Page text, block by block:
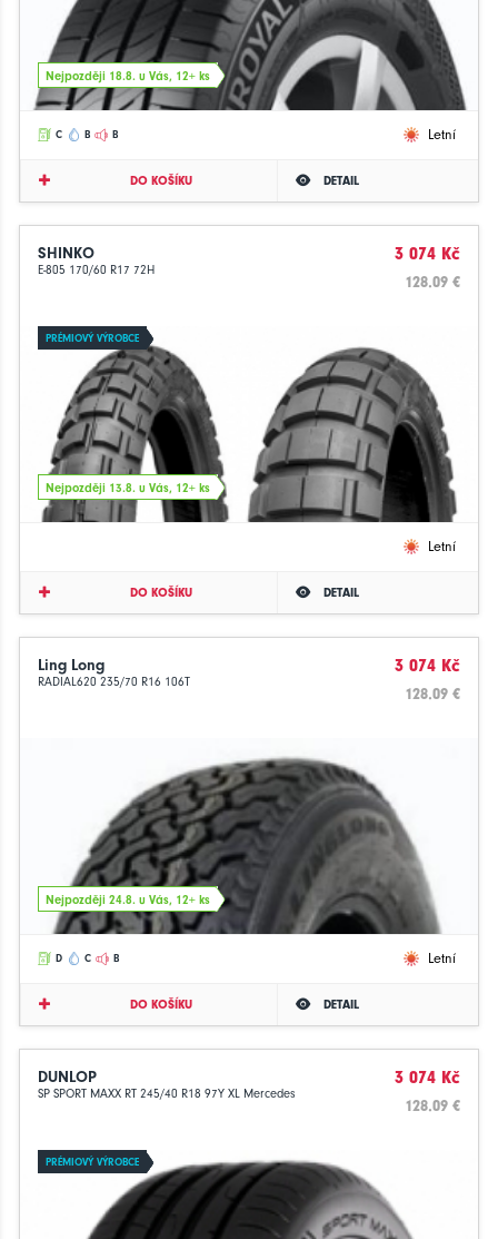
Nejpozději 18.8. u Vás, 12+ ks
C B B Letní
DO KOŠÍKU DETAIL
SHINKO
E-805 170/60 R17 72H
3 074 Kč
128.09 €
PRÉMIOVÝ VÝROBCE
Nejpozději 13.8. u Vás, 12+ ks
Letní
DO KOŠÍKU DETAIL
Ling Long
RADIAL620 235/70 R16 106T
3 074 Kč
128.09 €
Nejpozději 24.8. u Vás, 12+ ks
D C B Letní
DO KOŠÍKU DETAIL
DUNLOP
SP SPORT MAXX RT 245/40 R18 97Y XL Mercedes
3 074 Kč
128.09 €
PRÉMIOVÝ VÝROBCE